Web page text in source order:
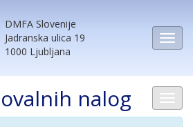
DMFA Slovenije
Jadranska ulica 19
1000 Ljubljana
nalog